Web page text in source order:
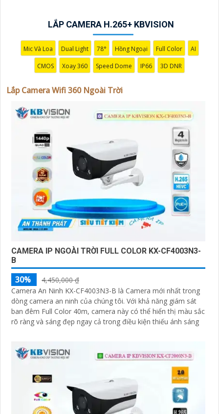
dàng với các chi tiết trong khung hình sẽ được thể hiện
Camera được thiết kế chắc chắn, chống nước và chống
bụi giúp camera hoạt động ổn định trong mọi điều
kiện thời tiết. ️Với camera wifi 360 ngoài trời, bạn có thể
yên tâm mà không cần lo lắng về việc bị xâm nhập hoặc
mất trội tài sản.
LẮP CAMERA H.265+ KBVISION
Mic Và Loa Dual Light 78° Hồng Ngoại Full Color AI
CMOS Xoay 360 Speed Dome IP66 3D DNR
Lắp Camera Wifi 360 Ngoài Trời
CAMERA IP NGOÀI TRỜI FULL COLOR KX-CF4003N3-
B
30%
4,450,000 ₫
Camera An Ninh KX-CF4003N3-B là Camera mới nhất trong
dòng camera an ninh của chúng tôi. Với khả năng giám sát
ban đêm Full Color 40m, camera này có thể hiển thị màu sắc
rõ ràng và sáng đẹp ngay cả trong điều kiện thiếu ánh sáng